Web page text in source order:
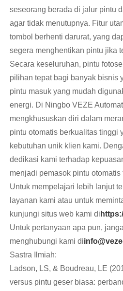
seseorang berada di jalur pintu
agar tidak menutupnya. Fitur
tombol berhenti darurat, yang
segera menghentikan pintu jika
Secara keseluruhan, pintu
pilihan tepat bagi banyak bisnis
pintu masuk yang mudah
energi. Di Ningbo VEZE
mengkhususkan diri dalam
pintu otomatis berkualitas tinggi
kebutuhan unik klien kami.
dedikasi kami terhadap
menjadi pemasok pintu
Untuk mempelajari lebih lanjut
layanan kami atau untuk
kunjungi situs web kami di
Untuk pertanyaan apa pun,
menghubungi kami di
Sastra Ilmiah:
Ladson, LS, & Boudreau, LE
versus pintu geser biasa: